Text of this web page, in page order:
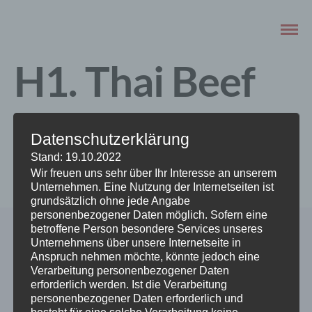
H1. Thai Beef
Curry
Datenschutzerklärung
Stand: 19.10.2022
Wir freuen uns sehr über Ihr Interesse an unserem
Unternehmen. Eine Nutzung der Internetseiten ist
grundsätzlich ohne jede Angabe
personenbezogener Daten möglich. Sofern eine
betroffene Person besondere Services unseres
Unternehmens über unsere Internetseite in
Anspruch nehmen möchte, könnte jedoch eine
Verarbeitung personenbezogener Daten
erforderlich werden. Ist die Verarbeitung
personenbezogener Daten erforderlich und